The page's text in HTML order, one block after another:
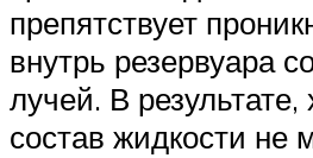
препятствует
внутрь резервуара
лучей. В
состав жидкости не